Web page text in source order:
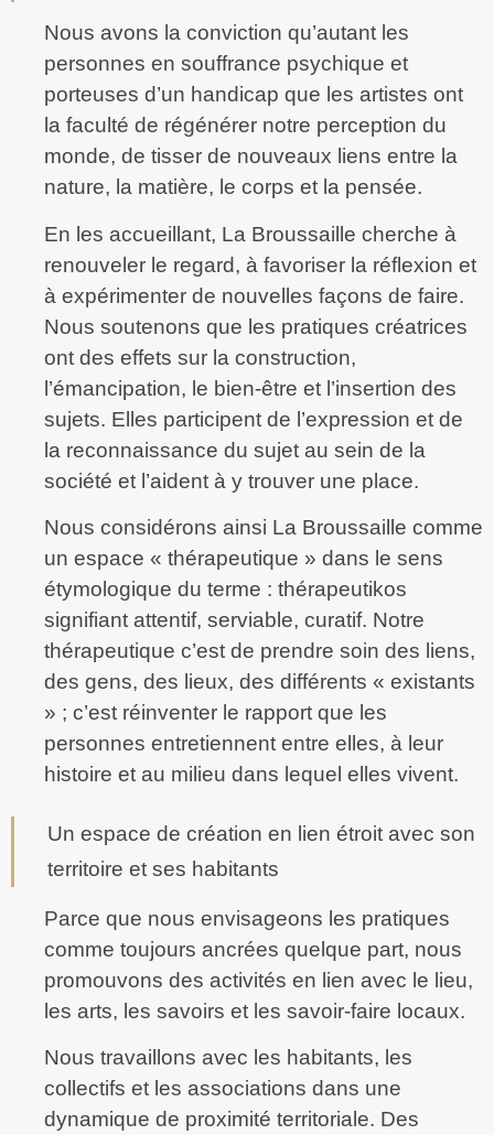
Nous avons la conviction qu’autant les
personnes en souffrance psychique et
porteuses d’un handicap que les artistes ont
la faculté de régénérer notre perception du
monde, de tisser de nouveaux liens entre la
nature, la matière, le corps et la pensée.
En les accueillant, La Broussaille cherche à
renouveler le regard, à favoriser la réflexion et
à expérimenter de nouvelles façons de faire.
Nous soutenons que les pratiques créatrices
ont des effets sur la construction,
l’émancipation, le bien-être et l’insertion des
sujets. Elles participent de l’expression et de
la reconnaissance du sujet au sein de la
société et l’aident à y trouver une place.
Nous considérons ainsi La Broussaille comme
un espace « thérapeutique » dans le sens
étymologique du terme : thérapeutikos
signifiant attentif, serviable, curatif. Notre
thérapeutique c’est de prendre soin des liens,
des gens, des lieux, des différents « existants
» ; c’est réinventer le rapport que les
personnes entretiennent entre elles, à leur
histoire et au milieu dans lequel elles vivent.
Un espace de création en lien étroit avec son
territoire et ses habitants
Parce que nous envisageons les pratiques
comme toujours ancrées quelque part, nous
promouvons des activités en lien avec le lieu,
les arts, les savoirs et les savoir-faire locaux.
Nous travaillons avec les habitants, les
collectifs et les associations dans une
dynamique de proximité territoriale. Des